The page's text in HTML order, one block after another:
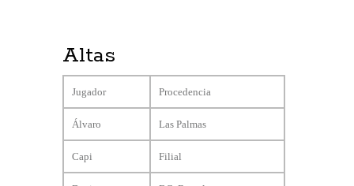
Altas
Jugador Procedencia
Álvaro Las Palmas
Capi Filial